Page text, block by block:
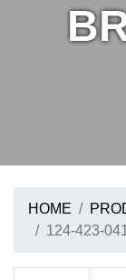
HOME
124-423-